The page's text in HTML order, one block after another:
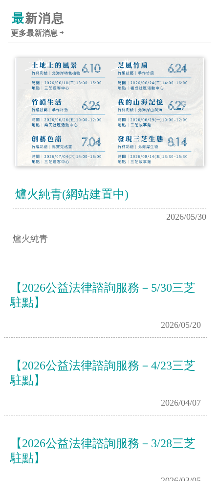
最新消息
更多最新消息
爐火純青(網站建置中)
2026/05/30
爐火純青
【2026公益法律諮詢服務－5/30三芝
駐點】
2026/05/20
【2026公益法律諮詢服務－4/23三芝
駐點】
2026/04/07
【2026公益法律諮詢服務－3/28三芝
駐點】